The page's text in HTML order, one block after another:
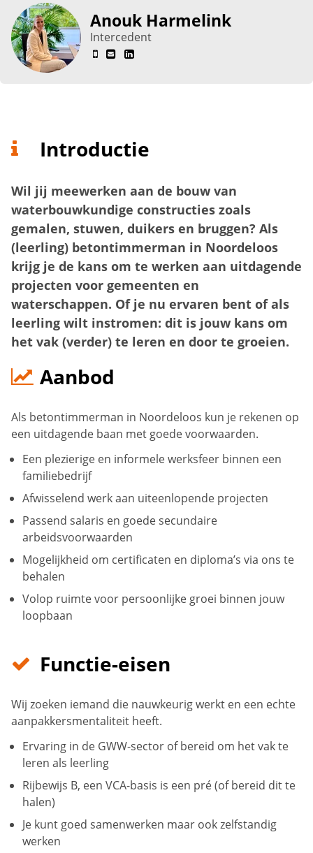
Anouk Harmelink
Intercedent
Introductie
Wil jij meewerken aan de bouw van
waterbouwkundige constructies zoals
gemalen, stuwen, duikers en bruggen? Als
(leerling) betontimmerman in Noordeloos
krijg je de kans om te werken aan uitdagende
projecten voor gemeenten en
waterschappen. Of je nu ervaren bent of als
leerling wilt instromen: dit is jouw kans om
het vak (verder) te leren en door te groeien.
Aanbod
Als betontimmerman in Noordeloos kun je rekenen op
een uitdagende baan met goede voorwaarden.
Een plezierige en informele werksfeer binnen een
familiebedrijf
Afwisselend werk aan uiteenlopende projecten
Passend salaris en goede secundaire
arbeidsvoorwaarden
Mogelijkheid om certificaten en diploma’s via ons te
behalen
Volop ruimte voor persoonlijke groei binnen jouw
loopbaan
Functie-eisen
Wij zoeken iemand die nauwkeurig werkt en een echte
aanpakkersmentaliteit heeft.
Ervaring in de GWW-sector of bereid om het vak te
leren als leerling
Rijbewijs B, een VCA-basis is een pré (of bereid dit te
halen)
Je kunt goed samenwerken maar ook zelfstandig
werken